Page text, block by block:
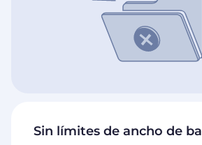
Sin límites de ancho de